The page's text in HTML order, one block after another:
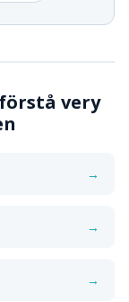
very
→
→
→